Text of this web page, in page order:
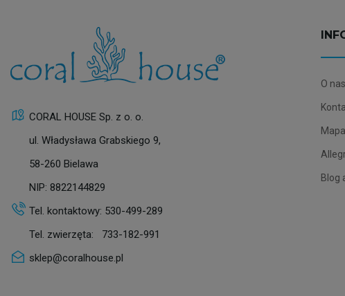
CORAL HOUSE Sp. z o. o.
ul. Władysława Grabskiego 9,
58-260 Bielawa
NIP: 8822144829
Tel. kontaktowy: 530-499-289
Tel. zwierzęta: 733-182-991
sklep@coralhouse.pl
O nas
Blog